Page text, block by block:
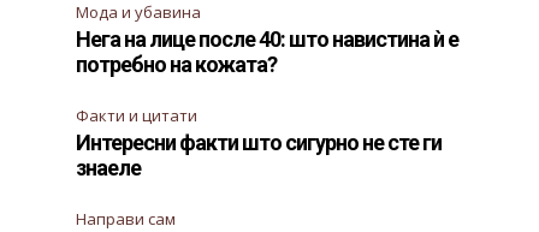
Мода и убавина
Нега на лице после 40: што навистина ѝ е
потребно на кожата?
Факти и цитати
Интересни факти што сигурно не сте ги
знаеле
Направи сам